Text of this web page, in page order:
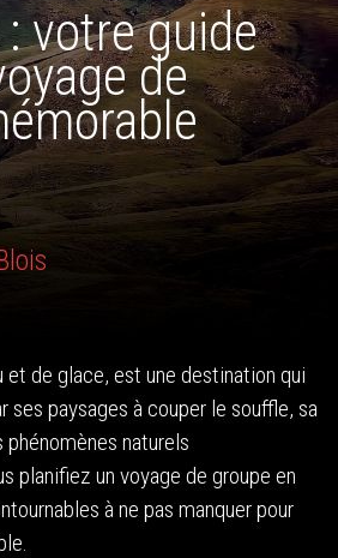
: votre guide
de
et de glace, est une destination qui
ses paysages à couper le souffle, sa
naturels
planifiez un voyage de groupe en
à ne pas manquer pour